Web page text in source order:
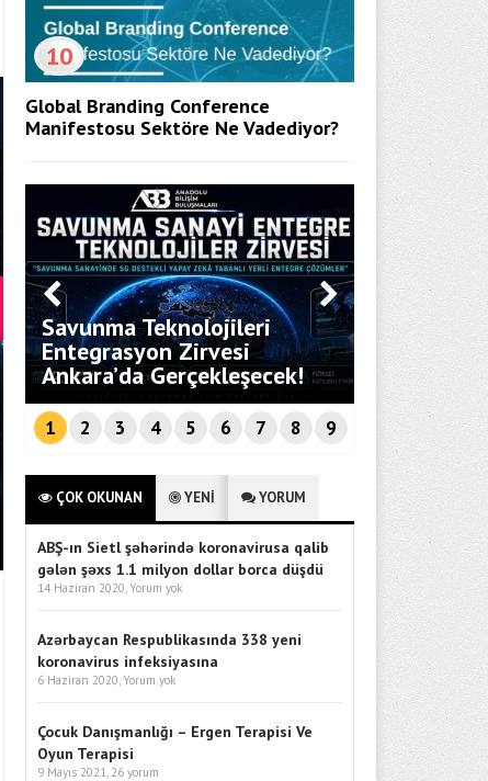
MÜRSEL FERHAT SAĞLAM TEK
ATÖLYESI PROGRAMINA KONUK
10
Global Branding Conference
Manifestosu Sektöre Ne Vadediyor?
Savunma Teknolojileri
Entegrasyon Zirvesi
Ankara’da Gerçekleşecek!
Bebekli
Rehberi
1 2 3 4 5 6 7 8 9
ÇOK OKUNAN YENİ YORUM
ABŞ-ın Sietl şəhərində koronavirusa qalib
gələn şəxs 1.1 milyon dollar borca düşdü
14 Haziran 2020, Yorum yok
Azərbaycan Respublikasında 338 yeni
koronavirus infeksiyasına
6 Haziran 2020, Yorum yok
Çocuk Danışmanlığı – Ergen Terapisi Ve
Oyun Terapisi
9 Mayıs 2021, 26 yorum